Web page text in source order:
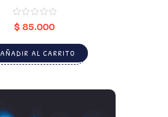
$85.000
AÑADIR AL CARRITO